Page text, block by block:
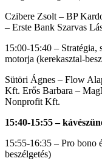
Czibere Zsolt – BP
– Erste Bank Szarvas
15:00-15:40 – Stratégia,
motorja (kerekasztal-
Sütöri Ágnes – Flow
Kft. Erős Barbara –
Nonprofit Kft.
15:40-15:55 –
15:55-16:35 – Pro bono
beszélgetés)